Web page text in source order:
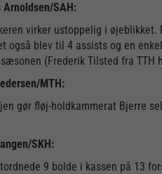
Arnoldsen/SAH:
virker ustoppelig i
også blev til 4 assists og en
(Frederik Tilsted fra TTH
MTH:
gør fløj-holdkammerat Bjerre
SKH:
9 bolde i kassen på 13